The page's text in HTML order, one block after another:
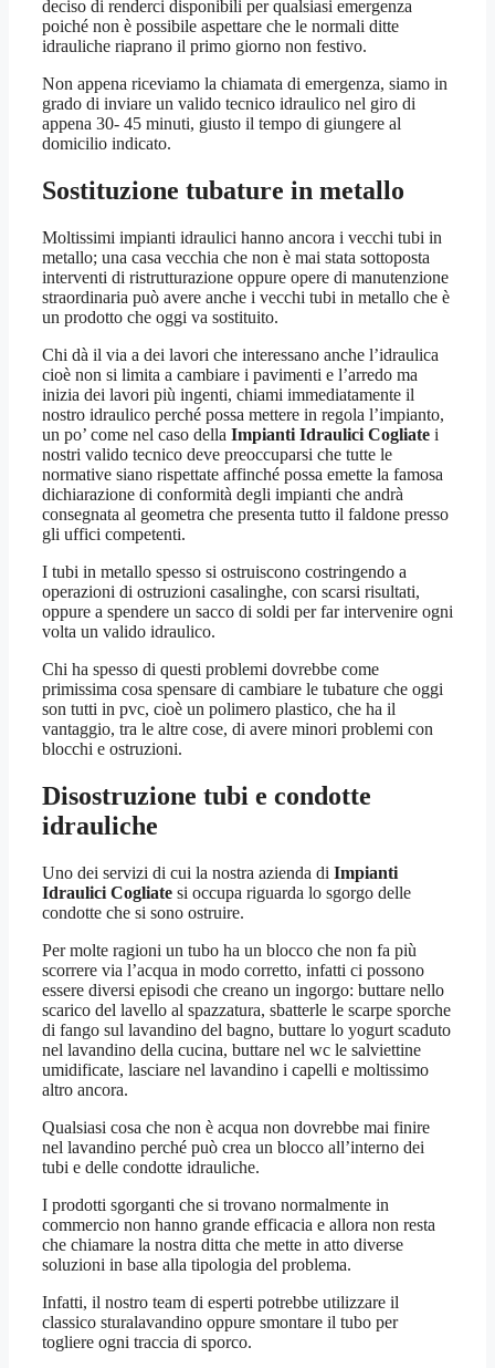
deciso di renderci disponibili per qualsiasi emergenza
poiché non è possibile aspettare che le normali ditte
idrauliche riaprano il primo giorno non festivo.
Non appena riceviamo la chiamata di emergenza, siamo in
grado di inviare un valido tecnico idraulico nel giro di
appena 30- 45 minuti, giusto il tempo di giungere al
domicilio indicato.
Sostituzione tubature in metallo
Moltissimi impianti idraulici hanno ancora i vecchi tubi in
metallo; una casa vecchia che non è mai stata sottoposta
interventi di ristrutturazione oppure opere di manutenzione
straordinaria può avere anche i vecchi tubi in metallo che è
un prodotto che oggi va sostituito.
Chi dà il via a dei lavori che interessano anche l’idraulica
cioè non si limita a cambiare i pavimenti e l’arredo ma
inizia dei lavori più ingenti, chiami immediatamente il
nostro idraulico perché possa mettere in regola l’impianto,
un po’ come nel caso della Impianti Idraulici Cogliate i
nostri valido tecnico deve preoccuparsi che tutte le
normative siano rispettate affinché possa emette la famosa
dichiarazione di conformità degli impianti che andrà
consegnata al geometra che presenta tutto il faldone presso
gli uffici competenti.
I tubi in metallo spesso si ostruiscono costringendo a
operazioni di ostruzioni casalinghe, con scarsi risultati,
oppure a spendere un sacco di soldi per far intervenire ogni
volta un valido idraulico.
Chi ha spesso di questi problemi dovrebbe come
primissima cosa spensare di cambiare le tubature che oggi
son tutti in pvc, cioè un polimero plastico, che ha il
vantaggio, tra le altre cose, di avere minori problemi con
blocchi e ostruzioni.
Disostruzione tubi e condotte
idrauliche
Uno dei servizi di cui la nostra azienda di Impianti
Idraulici Cogliate si occupa riguarda lo sgorgo delle
condotte che si sono ostruire.
Per molte ragioni un tubo ha un blocco che non fa più
scorrere via l’acqua in modo corretto, infatti ci possono
essere diversi episodi che creano un ingorgo: buttare nello
scarico del lavello al spazzatura, sbatterle le scarpe sporche
di fango sul lavandino del bagno, buttare lo yogurt scaduto
nel lavandino della cucina, buttare nel wc le salviettine
umidificate, lasciare nel lavandino i capelli e moltissimo
altro ancora.
Qualsiasi cosa che non è acqua non dovrebbe mai finire
nel lavandino perché può crea un blocco all’interno dei
tubi e delle condotte idrauliche.
I prodotti sgorganti che si trovano normalmente in
commercio non hanno grande efficacia e allora non resta
che chiamare la nostra ditta che mette in atto diverse
soluzioni in base alla tipologia del problema.
Infatti, il nostro team di esperti potrebbe utilizzare il
classico sturalavandino oppure smontare il tubo per
togliere ogni traccia di sporco.